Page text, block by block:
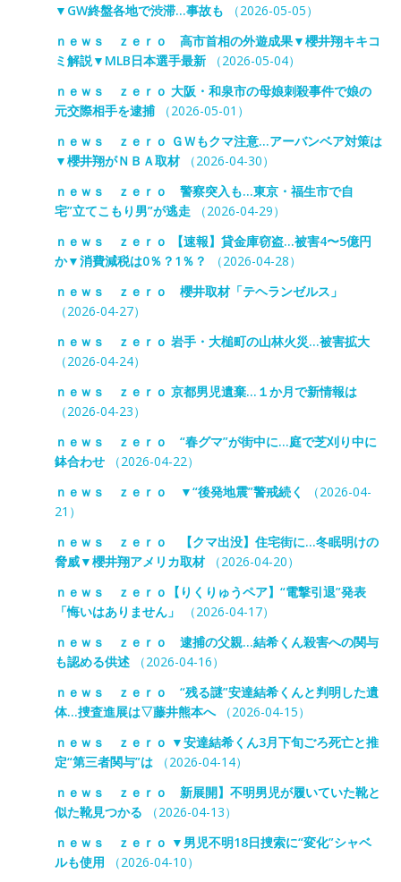
▼GW終盤各地で渋滞…事故も （2026-05-05）
ｎｅｗｓ ｚｅｒｏ 高市首相の外遊成果▼櫻井翔キキコ
ミ解説▼MLB日本選手最新（2026-05-04）
ｎｅｗｓ ｚｅｒｏ 大阪・和泉市の母娘刺殺事件で娘の
元交際相手を逮捕（2026-05-01）
ｎｅｗｓ ｚｅｒｏ ＧＷもクマ注意…アーバンベア対策は
▼櫻井翔がＮＢＡ取材（2026-04-30）
ｎｅｗｓ ｚｅｒｏ 警察突入も…東京・福生市で自
宅”立てこもり男”が逃走（2026-04-29）
ｎｅｗｓ ｚｅｒｏ 【速報】貸金庫窃盗…被害4〜5億円
か▼消費減税は0％？1％？
（2026-04-28）
ｎｅｗｓ ｚｅｒｏ 櫻井取材「テヘランゼルス」
（2026-04-27）
ｎｅｗｓ ｚｅｒｏ 岩手・大槌町の山林火災…被害拡大
（2026-04-24）
ｎｅｗｓ ｚｅｒｏ 京都男児遺棄…１か月で新情報は
（2026-04-23）
ｎｅｗｓ ｚｅｒｏ “春グマ”が街中に…庭で芝刈り中に
鉢合わせ（2026-04-22）
ｎｅｗｓ ｚｅｒｏ ▼“後発地震”警戒続く
（2026-04-
21）
ｎｅｗｓ ｚｅｒｏ 【クマ出没】住宅街に…冬眠明けの
脅威▼櫻井翔アメリカ取材（2026-04-20）
ｎｅｗｓ ｚｅｒｏ【りくりゅうペア】“電撃引退”発表
「悔いはありません」
（2026-04-17）
ｎｅｗｓ ｚｅｒｏ 逮捕の父親…結希くん殺害への関与
も認める供述（2026-04-16）
ｎｅｗｓ ｚｅｒｏ “残る謎”安達結希くんと判明した遺
体…捜査進展は▽藤井熊本へ（2026-04-15）
ｎｅｗｓ ｚｅｒｏ ▼安達結希くん3月下旬ごろ死亡と推
定“第三者関与”は（2026-04-14）
ｎｅｗｓ ｚｅｒｏ 新展開】不明男児が履いていた靴と
似た靴見つかる （2026-04-13）
ｎｅｗｓ ｚｅｒｏ ▼男児不明18日捜索に“変化”シャベ
ルも使用 （2026-04-10）